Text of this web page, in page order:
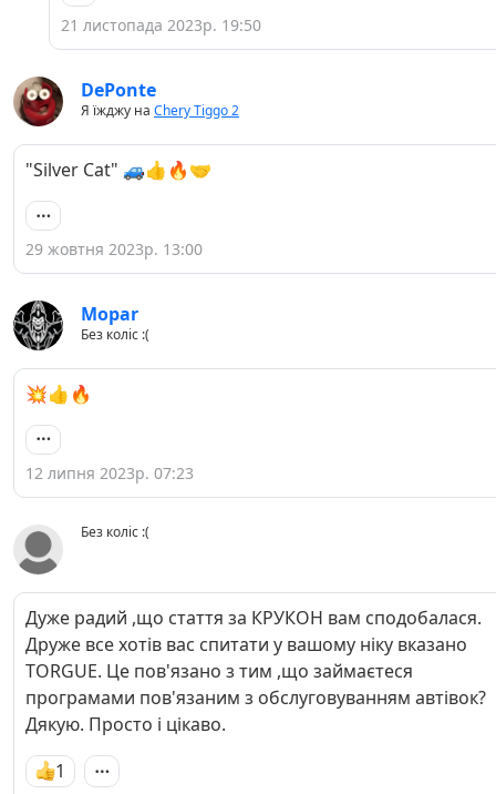
21 листопада 2023р. 19:50
DePonte
Я їжджу на Chery Tiggo 2
"Silver Cat" 🚙👍🔥🤝
29 жовтня 2023р. 13:00
Mopar
Без коліс :(
💥👍🔥
12 липня 2023р. 07:23
Без коліс :(
Дуже радий ,що стаття за КРУКОН вам сподобалася.
Друже все хотів вас спитати у вашому ніку вказано
TORGUE. Це пов'язано з тим ,що займаєтеся
програмами пов'язаним з обслуговуванням автівок?
Дякую. Просто і цікаво.
1